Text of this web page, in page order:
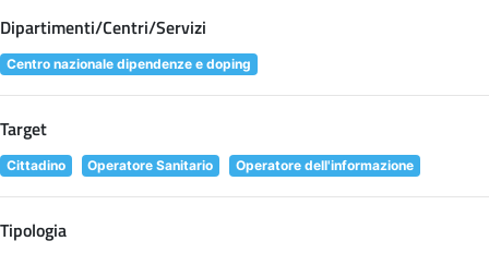
Dipartimenti/Centri/Servizi
Centro nazionale dipendenze e doping
Target
Cittadino Operatore Sanitario Operatore dell'informazione
Tipologia